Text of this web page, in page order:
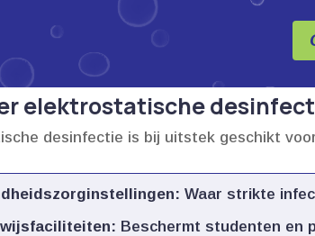
elektrostatische
desinfectie is bij uitstek geschikt
Waar strikte
Beschermt studenten en